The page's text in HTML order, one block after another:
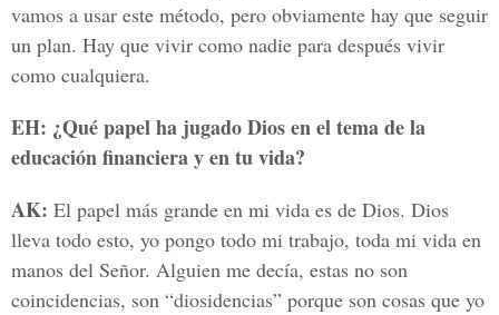
vamos a usar este método, pero obviamente hay que seguir
un plan. Hay que vivir como nadie para después vivir
como cualquiera.
EH: ¿Qué papel ha jugado Dios en el tema de la
educación financiera y en tu vida?
AK: El papel más grande en mi vida es de Dios. Dios
lleva todo esto, yo pongo todo mi trabajo, toda mi vida en
manos del Señor. Alguien me decía, estas no son
coincidencias, son “diosidencias” porque son cosas que yo